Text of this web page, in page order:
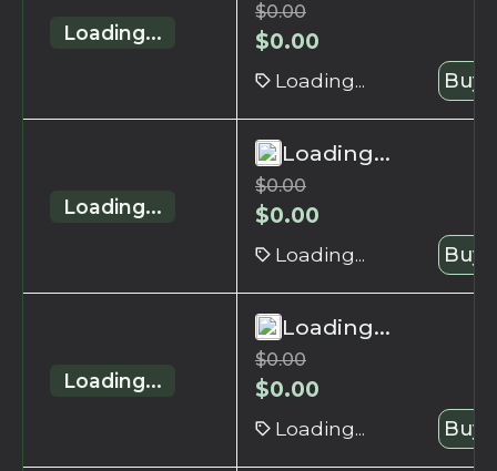
Loading...
$0.00
$0.00
Loading... Buy
Loading...
Loading...
$0.00
$0.00
Loading... Buy
Loading...
Loading...
$0.00
$0.00
Loading... Buy